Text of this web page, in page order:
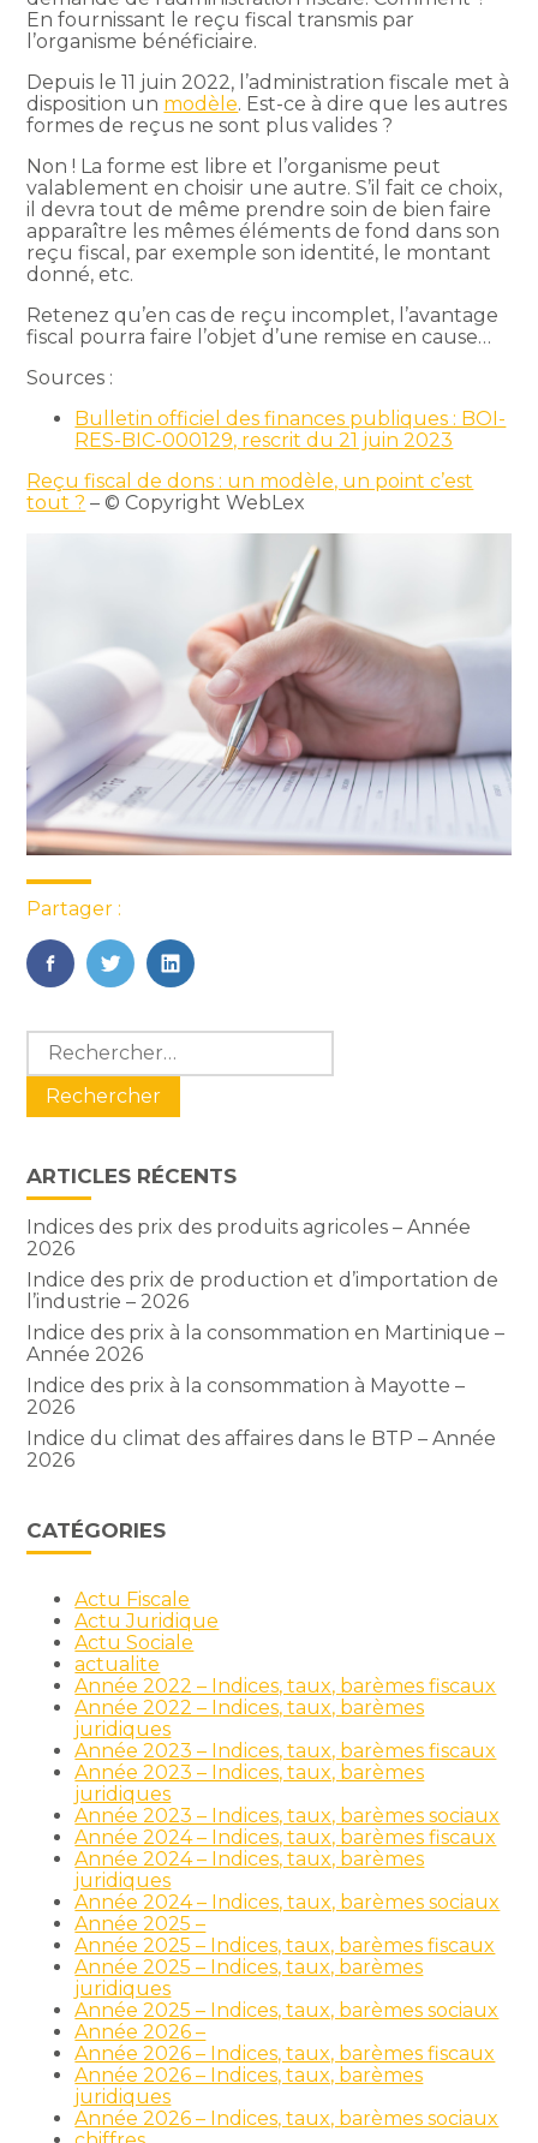
En fournissant le reçu fiscal transmis par
l’organisme bénéficiaire.
Depuis le 11 juin 2022, l’administration fiscale met à
disposition un modèle. Est-ce à dire que les autres
formes de reçus ne sont plus valides ?
Non ! La forme est libre et l’organisme peut
valablement en choisir une autre. S’il fait ce choix,
il devra tout de même prendre soin de bien faire
apparaître les mêmes éléments de fond dans son
reçu fiscal, par exemple son identité, le montant
donné, etc.
Retenez qu’en cas de reçu incomplet, l’avantage
fiscal pourra faire l’objet d’une remise en cause…
Sources :
Bulletin officiel des finances publiques : BOI-
RES-BIC-000129, rescrit du 21 juin 2023
Reçu fiscal de dons : un modèle, un point c’est
tout ? – © Copyright WebLex
Partager :
FaceBook
TwitterLinkedIn
Blog
sidebar
Rechercher :
ARTICLES RÉCENTS
Indices des prix des produits agricoles – Année
2026
Indice des prix de production et d’importation de
l’industrie – 2026
Indice des prix à la consommation en Martinique –
Année 2026
Indice des prix à la consommation à Mayotte –
2026
Indice du climat des affaires dans le BTP – Année
2026
CATÉGORIES
Actu Fiscale
Actu Juridique
Actu Sociale
actualite
Année 2022 – Indices, taux, barèmes fiscaux
Année 2022 – Indices, taux, barèmes
juridiques
Année 2023 – Indices, taux, barèmes fiscaux
Année 2023 – Indices, taux, barèmes
juridiques
Année 2023 – Indices, taux, barèmes sociaux
Année 2024 – Indices, taux, barèmes fiscaux
Année 2024 – Indices, taux, barèmes
juridiques
Année 2024 – Indices, taux, barèmes sociaux
Année 2025 –
Année 2025 – Indices, taux, barèmes fiscaux
Année 2025 – Indices, taux, barèmes
juridiques
Année 2025 – Indices, taux, barèmes sociaux
Année 2026 –
Année 2026 – Indices, taux, barèmes fiscaux
Année 2026 – Indices, taux, barèmes
juridiques
Année 2026 – Indices, taux, barèmes sociaux